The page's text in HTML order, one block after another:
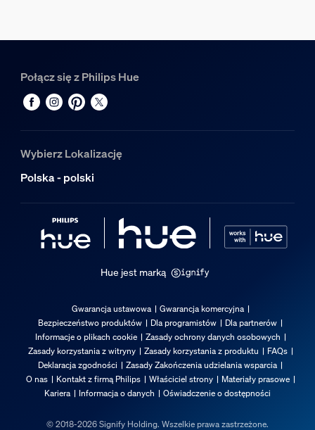
Połącz się z Philips Hue
Wybierz Lokalizację
Polska - polski
Hue jest marką
Gwarancja ustawowa
Gwarancja komercyjna
Bezpieczeństwo produktów
Dla programistów
Dla partnerów
Informacje o plikach cookie
Zasady ochrony danych osobowych
Zasady korzystania z witryny
Zasady korzystania z produktu
FAQs
Deklaracja zgodności
Zasady Zakończenia udzielania wsparcia
O nas
Kontakt z firmą Philips Właściciel strony
Materiały prasowe
Kariera
Informacja o danych Oświadczenie o dostępności
© 2018-2026 Signify Holding. Wszelkie prawa zastrzeżone.